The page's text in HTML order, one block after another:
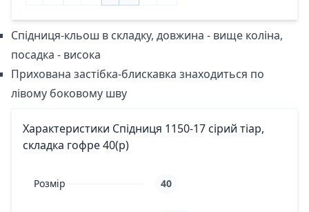
Спідниця-кльош в складку, довжина - вище коліна,
посадка - висока
Прихована застібка-блискавка знаходиться по
лівому боковому шву
Характеристики Спідниця 1150-17 сірий тіар,
складка гофре 40(р)
Розмір 40